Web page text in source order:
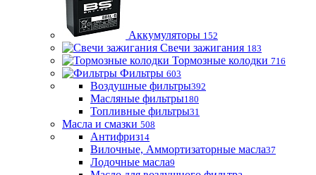
Аккумуляторы 152
Свечи зажигания 183
Тормозные колодки 716
Фильтры 603
Воздушные фильтры392
Масляные фильтры180
Топливные фильтры31
Масла и смазки 508
Антифриз14
Вилочные, Аммортизаторные масла37
Лодочные масла9